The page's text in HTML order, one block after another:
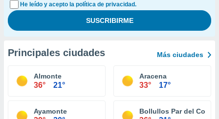
He leído y acepto la política de privacidad.
Principales ciudades Más ciudades
Almonte
36° 21°
Aracena
33° 17°
Ayamonte Bollullos Par del